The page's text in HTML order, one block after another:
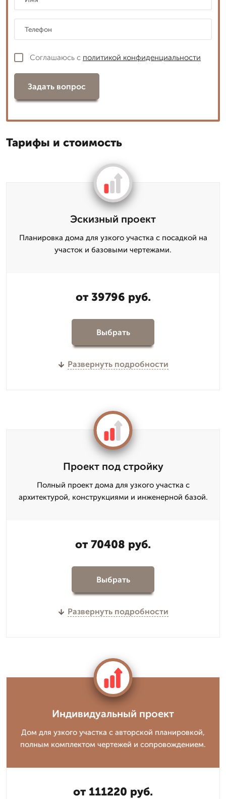
Соглашаюсь с политикой конфиденциальности
Задать вопрос
Тарифы и стоимость
Эскизный проект
Планировка дома для узкого участка с посадкой на
участок и базовыми чертежами.
от 39796 руб.
Выбрать
Развернуть подробности
Проект под стройку
Полный проект дома для узкого участка с
архитектурой, конструкциями и инженерной базой.
от 70408 руб.
Выбрать
Развернуть подробности
Индивидуальный проект
Дом для узкого участка с авторской планировкой,
полным комплектом чертежей и сопровождением.
от 111220 руб.